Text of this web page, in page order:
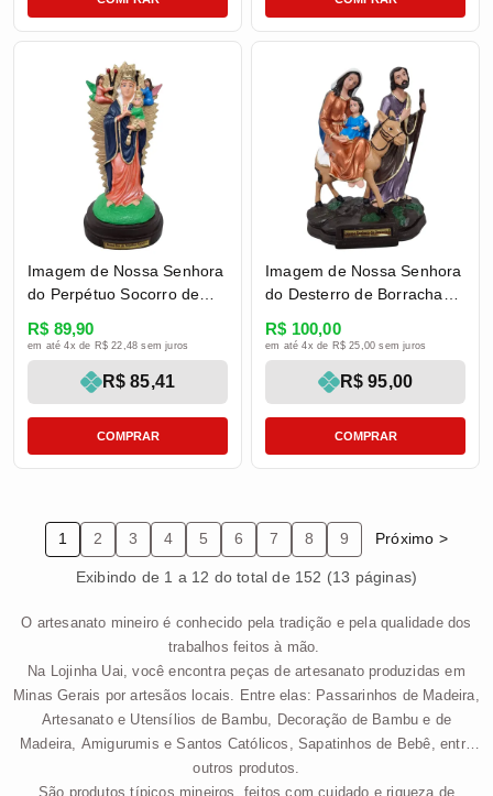
Imagem de Nossa Senhora
do Perpétuo Socorro de
cm
R$ 89,90
R$ 85,41
em até 4x de R$ 22,48 sem juros
COMPRAR
Imagem de Nossa Senhora
do Desterro de Borracha
R$ 100,00
R$ 95,00
em até 4x de R$ 25,00 sem juros
COMPRAR
1 2 3 4 5 6 7 8 9 Próximo >
Exibindo de 1 a 12 do total de 152 (13 páginas)
O artesanato mineiro é conhecido pela tradição e pela qualidade dos
trabalhos feitos à mão.
Na Lojinha Uai, você encontra peças de artesanato produzidas em
Minas Gerais por artesãos locais. Entre elas: Passarinhos de Madeira,
Artesanato e Utensílios de Bambu, Decoração de Bambu e de
Madeira, Amigurumis e Santos Católicos, Sapatinhos de Bebê, entre
outros produtos.
São produtos típicos mineiros, feitos com cuidado e riqueza de